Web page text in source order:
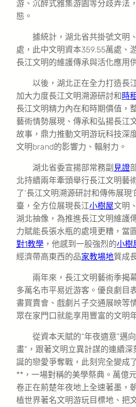
游、沉醉式雅集游園等分歧弄法
態。
據統計，湖北省共掛號文明
處，此中文明資本359.55萬處、
長江文明的維護傳承與活化應用
以後，湖北正在全力打造長
加大力度長江文明溯源研討和時租
長江文明精力內在和時期價值，
藝術情勢展現、傳承和弘揚長江
故事，鼎力推動文明游玩科技深
文明brand的影響力、輻射力。
湖北省委宣揚部常務副 見證
北持續兩年牽頭舉行長江文明藝
了‘長江文明溯源研討和傳佈展現
臺，全方位展現長江小樹屋文明
湖北抽像，為推進長江文明維護
力賦能長張水瓶的處境更糟，當
對1教學 ，他感到一股強烈的小樹
經濟帶高東西的品家教場地質成
兩年來，長江文明藝術季揭
多萬名市平易近游客。優良劇目
書買賣會、戲劇片子交通展映等
眾在家門口就能享用豐富的文明
從資本天賦的“年夜適意”邁
畫”，跟著文明立異計謀的連續
誕的戀愛爭奪戰，此刻完全變成
**，一場對稱的美學祭典。萬億
卷正在荊楚年夜地上全速著墨，
植世界著名文明游玩目標地、把